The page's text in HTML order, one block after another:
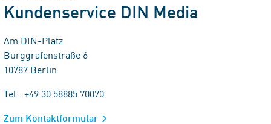
Kundenservice DIN Media
Am DIN-Platz
Burggrafenstraße 6
10787 Berlin
Tel.: +49 30 58885 70070
Zum Kontaktformular